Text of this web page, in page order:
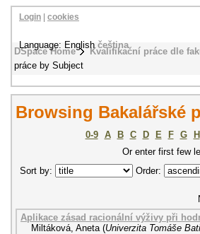
DSpace Home Kvalifikační práce dle
práce by Subject
Login cookies
Language: Englishčeština
Browsing Bakalářské
0-9 A B C D E F G H
Or enter first few
Sort by:
Order:
Aplikace zásad racionální výživy při
Miltáková, Aneta (Univerzita Tomáše